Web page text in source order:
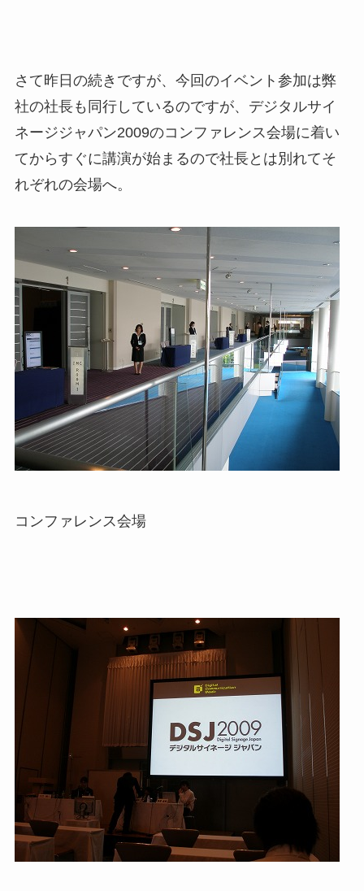
さて昨日の続きですが、今回のイベント参加は弊
社の社長も同行しているのですが、デジタルサイ
ネージジャパン2009のコンファレンス会場に着い
てからすぐに講演が始まるので社長とは別れてそ
れぞれの会場へ。
コンファレンス会場